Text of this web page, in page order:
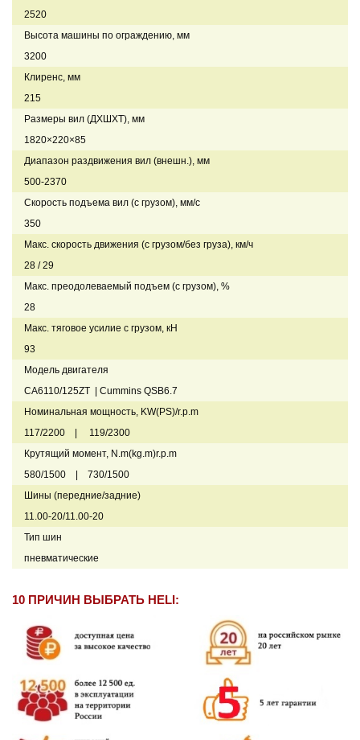
2520
Высота машины по ограждению, мм
3200
Клиренс, мм
215
Размеры вил (ДXШXТ), мм
1820×220×85
Диапазон раздвижения вил (внешн.), мм
500-2370
Скорость подъема вил (с грузом), мм/с
350
Макс. скорость движения (с грузом/без груза), км/ч
28 / 29
Макс. преодолеваемый подъем (с грузом), %
28
Макс. тяговое усилие с грузом, кН
93
Модель двигателя
CA6110/125ZT | Cummins QSB6.7
Номинальная мощность, KW(PS)/r.p.m
117/2200 | 119/2300
Крутящий момент, N.m(kg.m)r.p.m
580/1500 | 730/1500
Шины (передние/задние)
11.00-20/11.00-20
Тип шин
пневматические
10 ПРИЧИН ВЫБРАТЬ HELI: